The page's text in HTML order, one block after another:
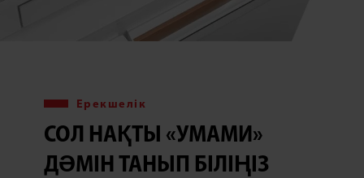
Ерекшелік
СОЛ НАҚТЫ «УМАМИ»
ДӘМІН ТАНЫП БІЛІҢІЗ